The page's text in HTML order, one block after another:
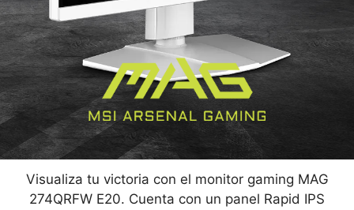
Visualiza tu victoria con el monitor gaming MAG
274QRFW E20. Cuenta con un panel Rapid IPS